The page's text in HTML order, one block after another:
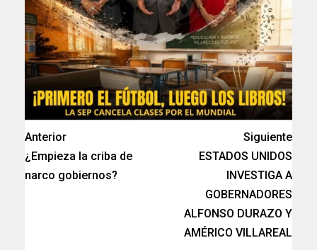
Anterior
¿Empieza la criba de
narco gobiernos?
Siguiente
ESTADOS UNIDOS
INVESTIGA A
GOBERNADORES
ALFONSO DURAZO Y
AMÉRICO VILLAREAL